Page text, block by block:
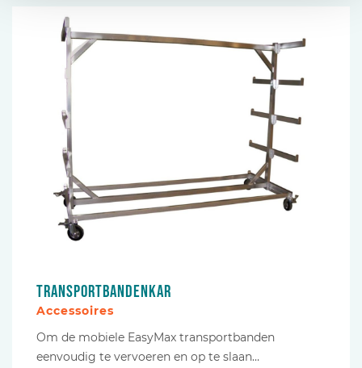
Transportbandenkar
Accessoires
Om de mobiele EasyMax transportbanden
eenvoudig te vervoeren en op te slaan…